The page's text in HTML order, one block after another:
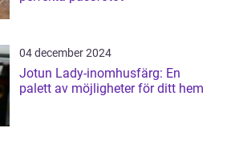
04 december 2024
Jotun Lady-inomhusfärg: En
palett av möjligheter för ditt hem